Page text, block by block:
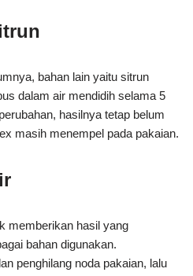
bahan lain yaitu sitrun
dalam air mendidih selama 5
hasilnya tetap belum
masih menempel pada pakaian.
memberikan hasil yang
bahan digunakan.
penghilang noda pakaian, lalu